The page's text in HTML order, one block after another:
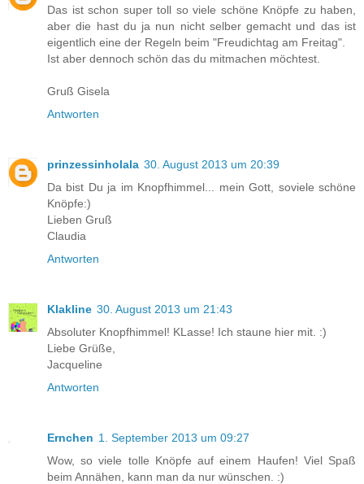
Das ist schon super toll so viele schöne Knöpfe zu haben,
aber die hast du ja nun nicht selber gemacht und das ist
eigentlich eine der Regeln beim "Freudichtag am Freitag".
Ist aber dennoch schön das du mitmachen möchtest.
Gruß Gisela
Antworten
prinzessinholala 30. August 2013 um 20:39
Da bist Du ja im Knopfhimmel... mein Gott, soviele schöne
Knöpfe:)
Lieben Gruß
Claudia
Antworten
Klakline 30. August 2013 um 21:43
Absoluter Knopfhimmel! KLasse! Ich staune hier mit. :)
Liebe Grüße,
Jacqueline
Antworten
Ernchen 1. September 2013 um 09:27
Wow, so viele tolle Knöpfe auf einem Haufen! Viel Spaß
beim Annähen, kann man da nur wünschen. :)